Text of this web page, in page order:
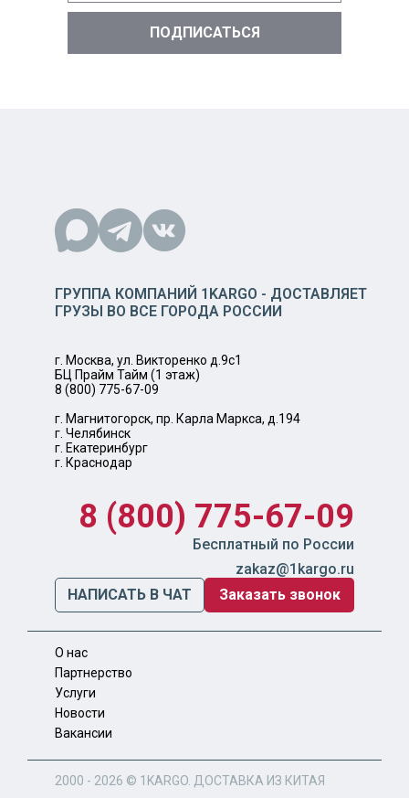
ГРУППА КОМПАНИЙ 1KARGO - ДОСТАВЛЯЕТ
ГРУЗЫ ВО ВСЕ ГОРОДА РОССИИ
г. Москва, ул. Викторенко д.9с1
БЦ Прайм Тайм (1 этаж)
8 (800) 775-67-09
г. Магнитогорск, пр. Карла Маркса, д.194
г. Челябинск
г. Екатеринбург
г. Краснодар
8 (800) 775-67-09
Бесплатный по России
zakaz@1kargo.ru
НАПИСАТЬ В ЧАТ
Заказать звонок
О нас
Партнерство
Услуги
Новости
Вакансии
2000 - 2026 © 1KARGO . ДОСТАВКА ИЗ КИТАЯ